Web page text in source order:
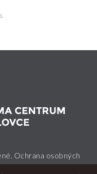
Ochrana osobných